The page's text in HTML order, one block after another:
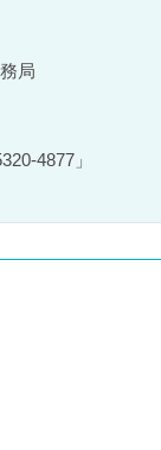
局
4877 」